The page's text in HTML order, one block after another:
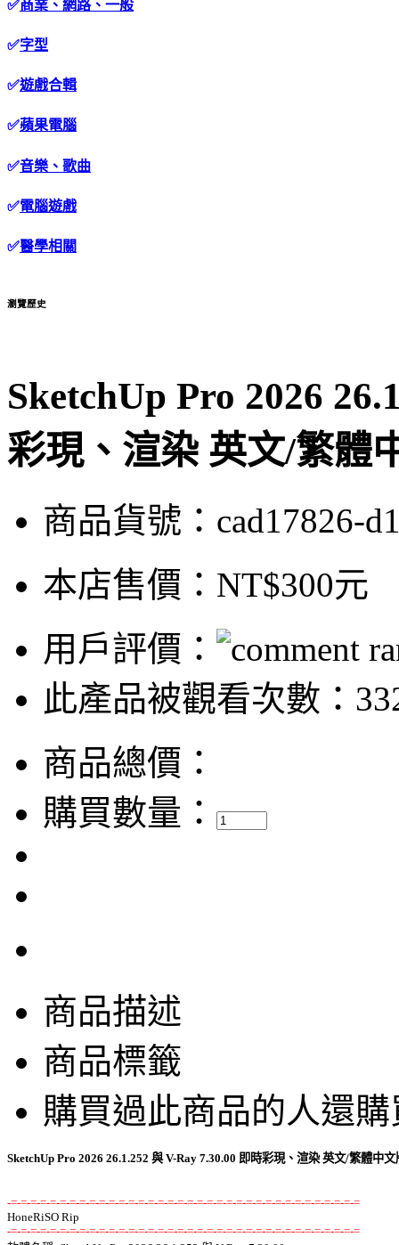
✅商業、網路、一般
✅字型
✅遊戲合輯
✅蘋果電腦
✅音樂、歌曲
✅電腦遊戲
✅醫學相關
瀏覽歷史
SketchUp Pro 2026
彩現、渲染 英文/繁體
商品貨號：cad17826-
本店售價： NT$300元
用戶評價：
此產品被觀看次數：
商品總價：
購買數量：
商品描述
商品標籤
購買過此商品的人還
SketchUp Pro 2026 26.1.252 與 V-Ray 7.30.00 即時彩現、渲染 英文/繁體中文
-=-=-=-=-=-=-=-=-=-=-=-=-=-=-=-=-=-=-=-=-=-=-=-=-=-=-=-=-=-=-=-=-=-=-=-=
-=-=-=-=-=-=-=-=-=-=-=-=-=-=-=-=-=-=-=-=-=-=-=-=-=-=-=-=-=-=-=-=-=-=-=-=